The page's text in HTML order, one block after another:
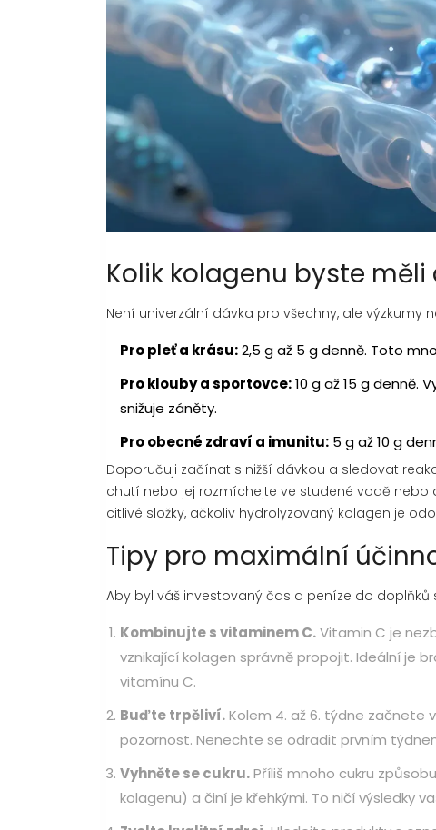
Kolik kolagenu byste
Není univerzální dávka pro všechny, ale výzkumy
Pro pleť a krásu:2,5 g až 5 g denně. Toto
Pro klouby a sportovce:10 g až 15 g denně.
snižuje záněty.
Pro obecné zdraví a imunitu: 5 g až 10 g
Doporučuji začínat s nižší dávkou a sledovat
chutí nebo jej rozmíchejte ve studené vodě nebo
citlivé složky, ačkoliv hydrolyzovaný kolagen je
Tipy pro maximální
Aby byl váš investovaný čas a peníze do
Kombinujte s vitaminem C.Vitamin C je
vznikající kolagen správně propojit. Ideální je
vitamínu C.
Buďte trpěliví.Kolem 4. až 6. týdne začnete
pozornost. Nenechte se odradit prvním
Vyhněte se cukru.Příliš mnoho cukru
kolagenu) a činí je křehkými. To ničí výsledky